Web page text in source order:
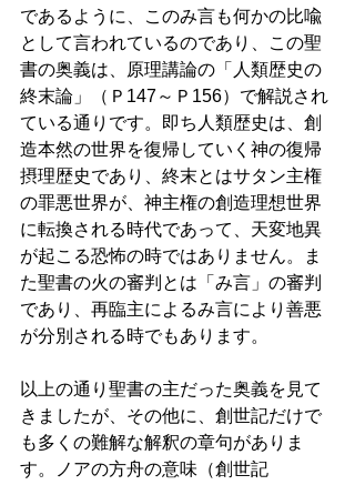
であるように、このみ言も何かの比喩
として言われているのであり、この聖
書の奥義は、原理講論の「人類歴史の
終末論」（Ｐ147～Ｐ156）で解説され
ている通りです。即ち人類歴史は、創
造本然の世界を復帰していく神の復帰
摂理歴史であり、終末とはサタン主権
の罪悪世界が、神主権の創造理想世界
に転換される時代であって、天変地異
が起こる恐怖の時ではありません。ま
た聖書の火の審判とは「み言」の審判
であり、再臨主によるみ言により善悪
が分別される時でもあります。
以上の通り聖書の主だった奥義を見て
きましたが、 その他に、創世記だけで
も多くの難解な解釈の章句がありま
す。ノアの方舟の意味（創世記